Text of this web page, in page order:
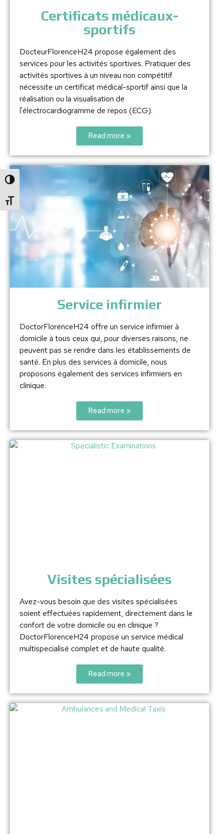
Passer en contraste élevé
Changer la taille de la police
Certificats médicaux-
sportifs
DocteurFlorenceH24 propose également des
services pour les activités sportives. Pratiquer des
activités sportives à un niveau non compétitif
nécessite un certificat médical-sportif ainsi que la
réalisation ou la visualisation de
l'électrocardiogramme de repos (ECG).
Read more »
Service infirmier
DoctorFlorenceH24 offre un service infirmier à
domicile à tous ceux qui, pour diverses raisons, ne
peuvent pas se rendre dans les établissements de
santé. En plus des services à domicile, nous
proposons également des services infirmiers en
clinique.
Read more »
Visites spécialisées
Avez-vous besoin que des visites spécialisées
soient effectuées rapidement, directement dans le
confort de votre domicile ou en clinique ?
DoctorFlorenceH24 propose un service médical
multispecialisé complet et de haute qualité.
Read more »